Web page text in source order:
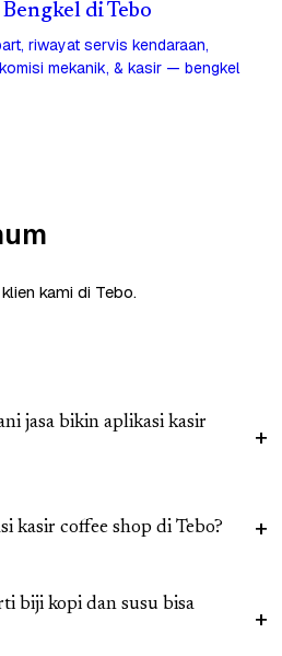
di Tebo
riwayat servis kendaraan,
mekanik, & kasir — bengkel
kami di Tebo.
jasa bikin aplikasi kasir
kasir coffee shop di Tebo?
biji kopi dan susu bisa